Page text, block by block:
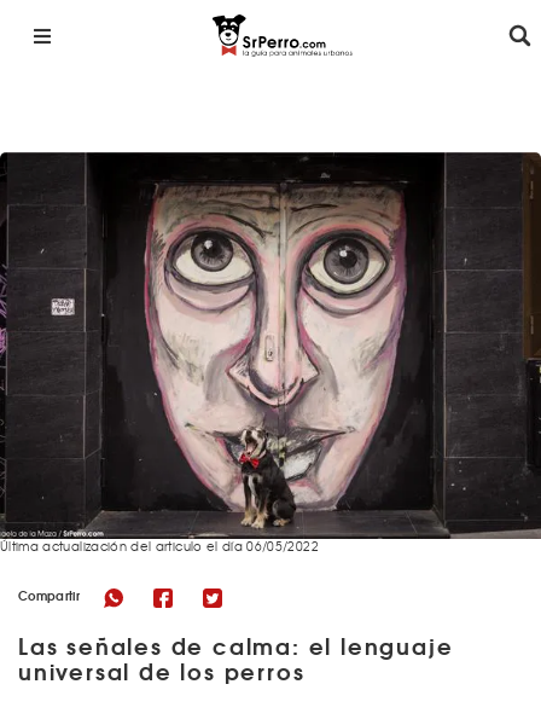
Compartir
Las señales de calma: el lenguaje
universal de los perros
Última actualización del articulo el día 06/05/2022